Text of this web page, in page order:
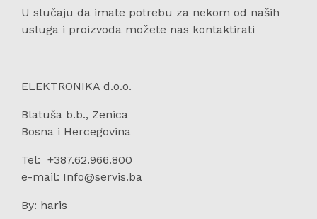
U slučaju da imate potrebu za nekom od naših
usluga i proizvoda možete nas kontaktirati
ELEKTRONIKA d.o.o.
Blatuša b.b., Zenica
Bosna i Hercegovina
Tel: +387.62.966.800
e-mail: Info@servis.ba
By: haris